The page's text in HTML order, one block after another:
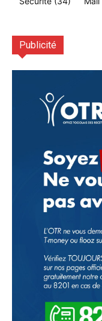
Publicité